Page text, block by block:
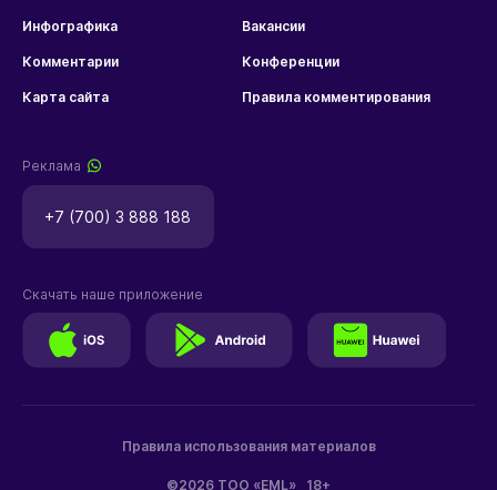
Инфографика Вакансии
Комментарии Конференции
Карта сайта Правила комментирования
Реклама
+7 (700) 3 888 188
©2026 ТОО «EML» 18+
Правила использования материалов
Скачать наше приложение